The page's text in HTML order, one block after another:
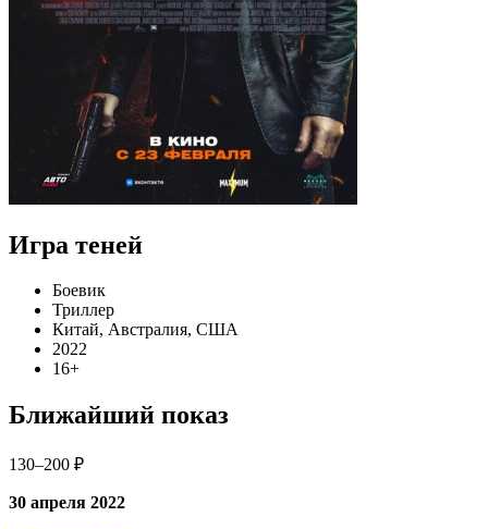
Игра теней
Боевик
Триллер
Китай, Австралия, США
2022
16+
Ближайший показ
130–200 ₽
30 апреля 2022